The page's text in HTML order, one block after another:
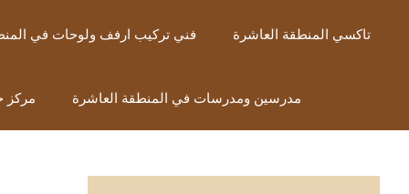
تاكسي المنطقة العاشرة فني تركيب ارفف ولوحات في
مدرسين ومدرسات في المنطقة العاشرة مركز